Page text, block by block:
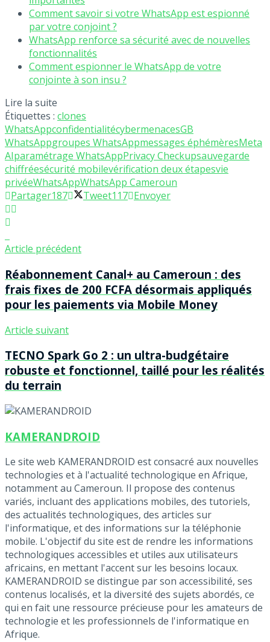
Comment savoir si votre WhatsApp est espionné
par votre conjoint ?
WhatsApp renforce sa sécurité avec de nouvelles
fonctionnalités
Comment espionner le WhatsApp de votre
conjointe à son insu ?
Lire la suite
Étiquettes : clones
WhatsAppconfidentialitécybermenacesGB
WhatsAppgroupes WhatsAppmessages éphémèresMeta
AIparamétrage WhatsAppPrivacy Checkupsauvegarde
chiffréesécurité mobilevérification deux étapesvie
privéeWhatsAppWhatsApp Cameroun
Partager187 Tweet117 Envoyer
Article précédent
Réabonnement Canal+ au Cameroun : des
frais fixes de 200 FCFA désormais appliqués
pour les paiements via Mobile Money
Article suivant
TECNO Spark Go 2 : un ultra-budgétaire
robuste et fonctionnel, taillé pour les réalités
du terrain
KAMERANDROID
Le site web KAMERANDROID est consacré aux nouvelles
technologies et à l'actualité technologique en Afrique,
notamment au Cameroun. Il propose des contenus
variés, incluant des applications mobiles, des tutoriels,
des actualités technologiques, des articles sur
l'informatique, et des informations sur la téléphonie
mobile. L'objectif du site est de rendre les informations
technologiques accessibles et utiles aux utilisateurs
africains, en mettant l'accent sur les besoins locaux.
KAMERANDROID se distingue par son accessibilité, ses
contenus localisés, et la diversité des sujets abordés, ce
qui en fait une ressource précieuse pour les amateurs de
technologie et les professionnels de l'informatique en
Afrique.